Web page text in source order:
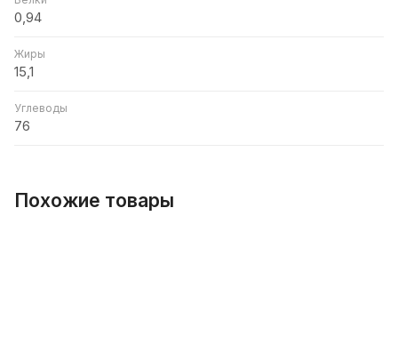
0,94
Жиры
15,1
Углеводы
76
Похожие товары